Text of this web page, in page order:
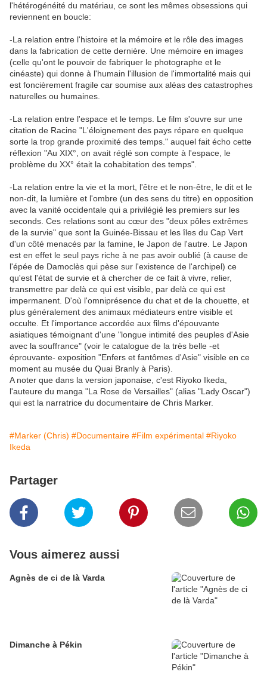
l'hétérogénéité du matériau, ce sont les mêmes obsessions qui
reviennent en boucle:
-La relation entre l'histoire et la mémoire et le rôle des images
dans la fabrication de cette dernière. Une mémoire en images
(celle qu'ont le pouvoir de fabriquer le photographe et le
cinéaste) qui donne à l'humain l'illusion de l'immortalité mais qui
est foncièrement fragile car soumise aux aléas des catastrophes
naturelles ou humaines.
-La relation entre l'espace et le temps. Le film s'ouvre sur une
citation de Racine "L'éloignement des pays répare en quelque
sorte la trop grande proximité des temps." auquel fait écho cette
réflexion "Au XIX°, on avait réglé son compte à l'espace, le
problème du XX° était la cohabitation des temps".
-La relation entre la vie et la mort, l'être et le non-être, le dit et le
non-dit, la lumière et l'ombre (un des sens du titre) en opposition
avec la vanité occidentale qui a privilégié les premiers sur les
seconds. Ces relations sont au cœur des "deux pôles extrêmes
de la survie" que sont la Guinée-Bissau et les îles du Cap Vert
d'un côté menacés par la famine, le Japon de l'autre. Le Japon
est en effet le seul pays riche à ne pas avoir oublié (à cause de
l'épée de Damoclès qui pèse sur l'existence de l'archipel) ce
qu'est l'état de survie et à chercher de ce fait à vivre, relier,
transmettre par delà ce qui est visible, par delà ce qui est
impermanent. D'où l'omniprésence du chat et de la chouette, et
plus généralement des animaux médiateurs entre visible et
occulte. Et l'importance accordée aux films d'épouvante
asiatiques témoignant d'une "longue intimité des peuples d'Asie
avec la souffrance" (voir le catalogue de la très belle -et
éprouvante- exposition "Enfers et fantômes d'Asie" visible en ce
moment au musée du Quai Branly à Paris).
A noter que dans la version japonaise, c'est Riyoko Ikeda,
l'auteure du manga "La Rose de Versailles" (alias "Lady Oscar")
qui est la narratrice du documentaire de Chris Marker.
#Marker (Chris) #Documentaire #Film expérimental #Riyoko
Ikeda
Partager
Vous aimerez aussi
Agnès de ci de là Varda
Dimanche à Pékin